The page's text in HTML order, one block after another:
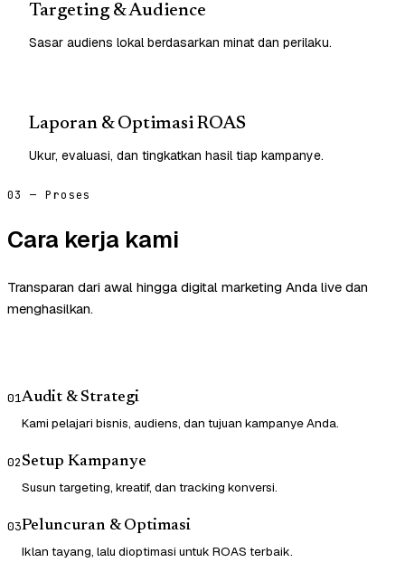
Targeting & Audience
Sasar audiens lokal berdasarkan minat dan perilaku.
Laporan & Optimasi ROAS
Ukur, evaluasi, dan tingkatkan hasil tiap kampanye.
03 — Proses
Cara kerja kami
Transparan dari awal hingga digital marketing Anda live dan
menghasilkan.
01Audit & Strategi
Kami pelajari bisnis, audiens, dan tujuan kampanye Anda.
02Setup Kampanye
Susun targeting, kreatif, dan tracking konversi.
03Peluncuran & Optimasi
Iklan tayang, lalu dioptimasi untuk ROAS terbaik.